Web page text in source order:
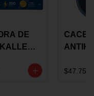
DE
TAPA
$47.750